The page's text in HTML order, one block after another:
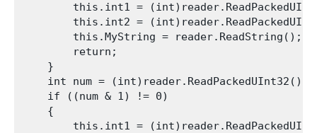
this.int1 =
this.int2 =
        this.MyString = reader.ReadString();
        return;
    }
    int num = (int)reader.ReadPackedUInt32();
    if ((num & 1) != 0)
    {
this.int1 =